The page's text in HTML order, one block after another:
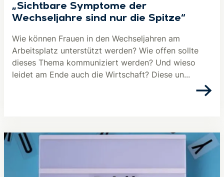
„Sichtbare Symptome der
Wechseljahre sind nur die Spitze“
Wie können Frauen in den Wechseljahren am
Arbeitsplatz unterstützt werden? Wie offen sollte
dieses Thema kommuniziert werden? Und wieso
leidet am Ende auch die Wirtschaft? Diese un...